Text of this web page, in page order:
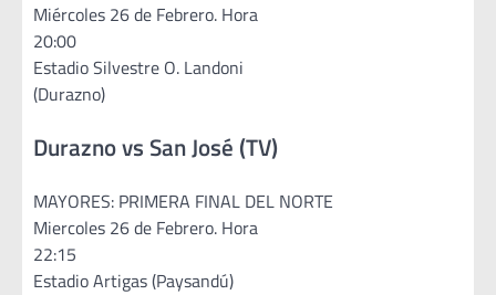
Miércoles 26 de Febrero. Hora
20:00
Estadio Silvestre O. Landoni
(Durazno)
Durazno vs San José (TV)
MAYORES: PRIMERA FINAL DEL NORTE
Miercoles 26 de Febrero. Hora
22:15
Estadio Artigas (Paysandú)